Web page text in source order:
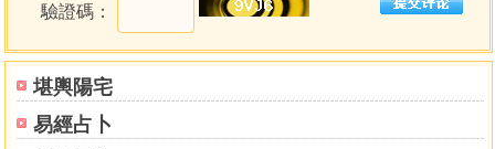
堪輿陽宅
易經占卜
陽宅三十則
九星斷略
六親吉凶斷
暗建
驗證碼：